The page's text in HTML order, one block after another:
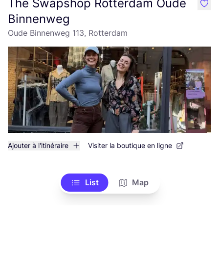
The Swapshop Rotterdam Oude
Binnenweg
Oude Binnenweg 113, Rotterdam
Ajouter à l'itinéraire Visiter la boutique en ligne
like
List Map